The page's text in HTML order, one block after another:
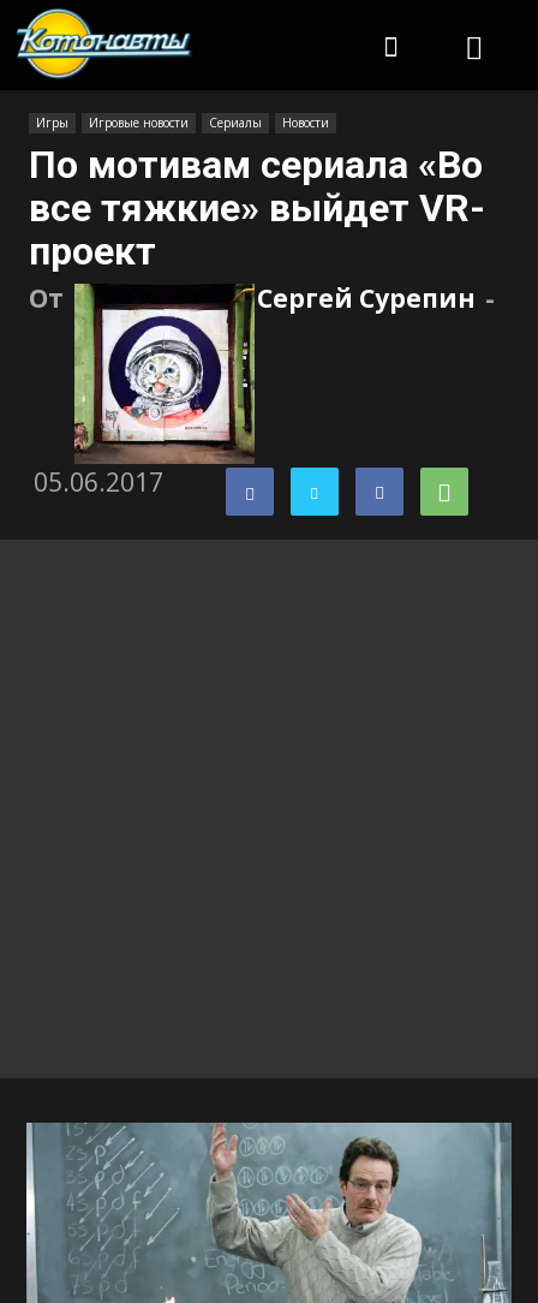
Игры Игровые новости Сериалы Новости
По мотивам сериала «Во
все тяжкие» выйдет VR-
проект
От Сергей Сурепин -
05.06.2017